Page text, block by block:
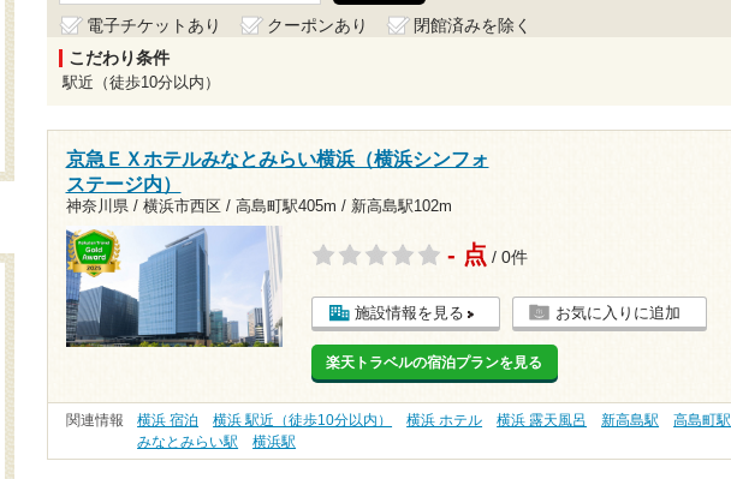
電子チケットあり クーポンあり
閉館済みを除く
こだわり条件
駅近（徒歩10分以内）
京急ＥＸホテルみなとみらい横浜（横浜シンフォ
ステージ内）
神奈川県 / 横浜市西区 / 高島町駅405m / 新高島駅102m
- 点 / 0件
施設情報を見る お気に入りに追加
楽天トラベルの宿泊プランを見る
関連情報 横浜 宿泊 横浜 駅近（徒歩10分以内） 横浜 ホテル 横浜 露天風呂 新高島駅
高島町駅
みなとみらい駅
横浜駅